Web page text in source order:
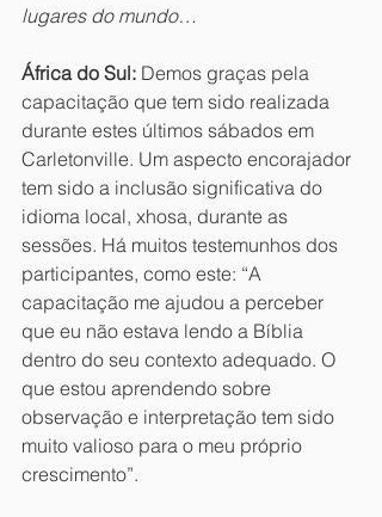
lugares do mundo…
África do Sul: Demos graças pela
capacitação que tem sido realizada
durante estes últimos sábados em
Carletonville. Um aspecto encorajador
tem sido a inclusão significativa do
idioma local, xhosa, durante as
sessões. Há muitos testemunhos dos
participantes, como este: “A
capacitação me ajudou a perceber
que eu não estava lendo a Bíblia
dentro do seu contexto adequado. O
que estou aprendendo sobre
observação e interpretação tem sido
muito valioso para o meu próprio
crescimento”.